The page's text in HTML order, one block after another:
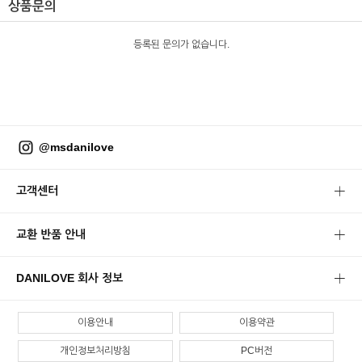
상품문의
등록된 문의가 없습니다.
@msdanilove
고객센터
교환 반품 안내
DANILOVE 회사 정보
이용안내 이용약관
개인정보처리방침 PC버전